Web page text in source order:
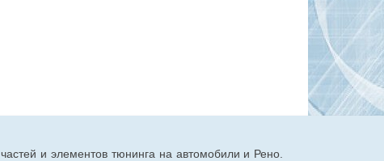
и элементов тюнинга на автомобили и Рено.